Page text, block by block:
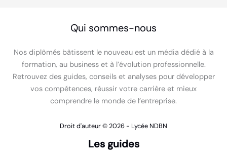
Qui sommes-nous
Nos diplômés bâtissent le nouveau est un média dédié à la
formation, au business et à l’évolution professionnelle.
Retrouvez des guides, conseils et analyses pour développer
vos compétences, réussir votre carrière et mieux
comprendre le monde de l’entreprise.
Droit d'auteur © 2026 - Lycée NDBN
Les guides